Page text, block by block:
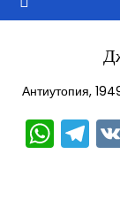
Антиутопия,